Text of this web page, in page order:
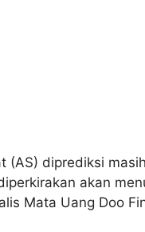
(AS) diprediksi
akan
Mata Uang Doo